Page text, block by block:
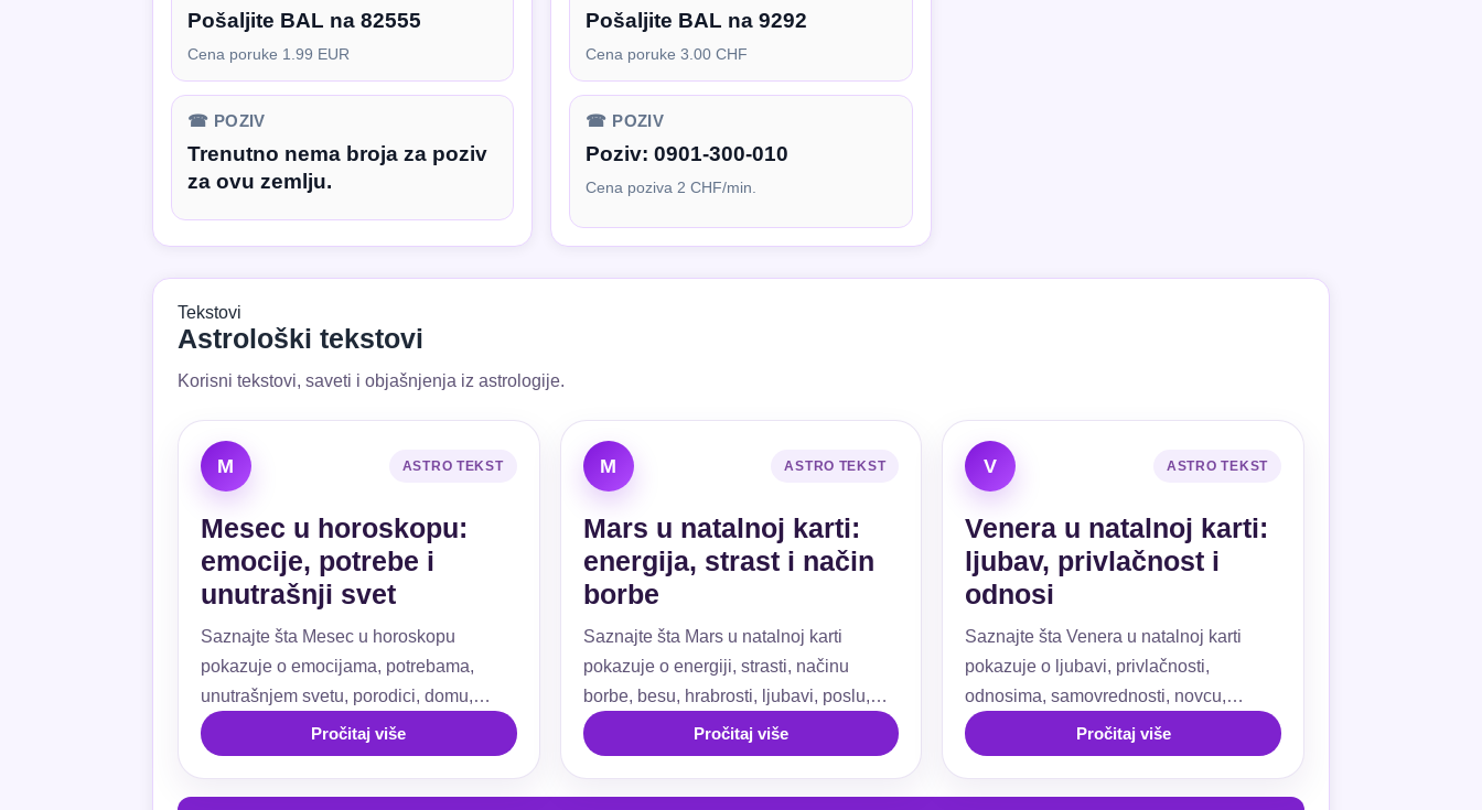
Pošaljite BAL na 82555
Cena poruke 1.99 EUR
☎ POZIV
Trenutno nema broja za poziv
za ovu zemlju.
Pošaljite BAL na 9292
Cena poruke 3.00 CHF
☎ POZIV
Poziv:0901-300-010
Cena poziva 2 CHF/min.
Tekstovi
Astrološki tekstovi
Korisni tekstovi, saveti i objašnjenja iz astrologije.
M ASTRO TEKST
Mesec u horoskopu:
emocije, potrebe i
unutrašnji svet
Saznajte šta Mesec u horoskopu
pokazuje o emocijama, potrebama,
unutrašnjem svetu, porodici, domu,
ljubavi, navikama i emotivnoj sigurnosti.
Pročitaj više
M ASTRO TEKST
Mars u natalnoj karti:
energija, strast i način
borbe
Saznajte šta Mars u natalnoj karti
pokazuje o energiji, strasti, načinu
borbe, besu, hrabrosti, ljubavi, poslu,
granicama i akciji.Pročitaj više
V ASTRO TEKST
Venera u natalnoj karti:
ljubav, privlačnost i
odnosi
Saznajte šta Venera u natalnoj karti
pokazuje o ljubavi, privlačnosti,
odnosima, samovrednosti, novcu,
uživanju, kućama i aspektima.
Pročitaj više